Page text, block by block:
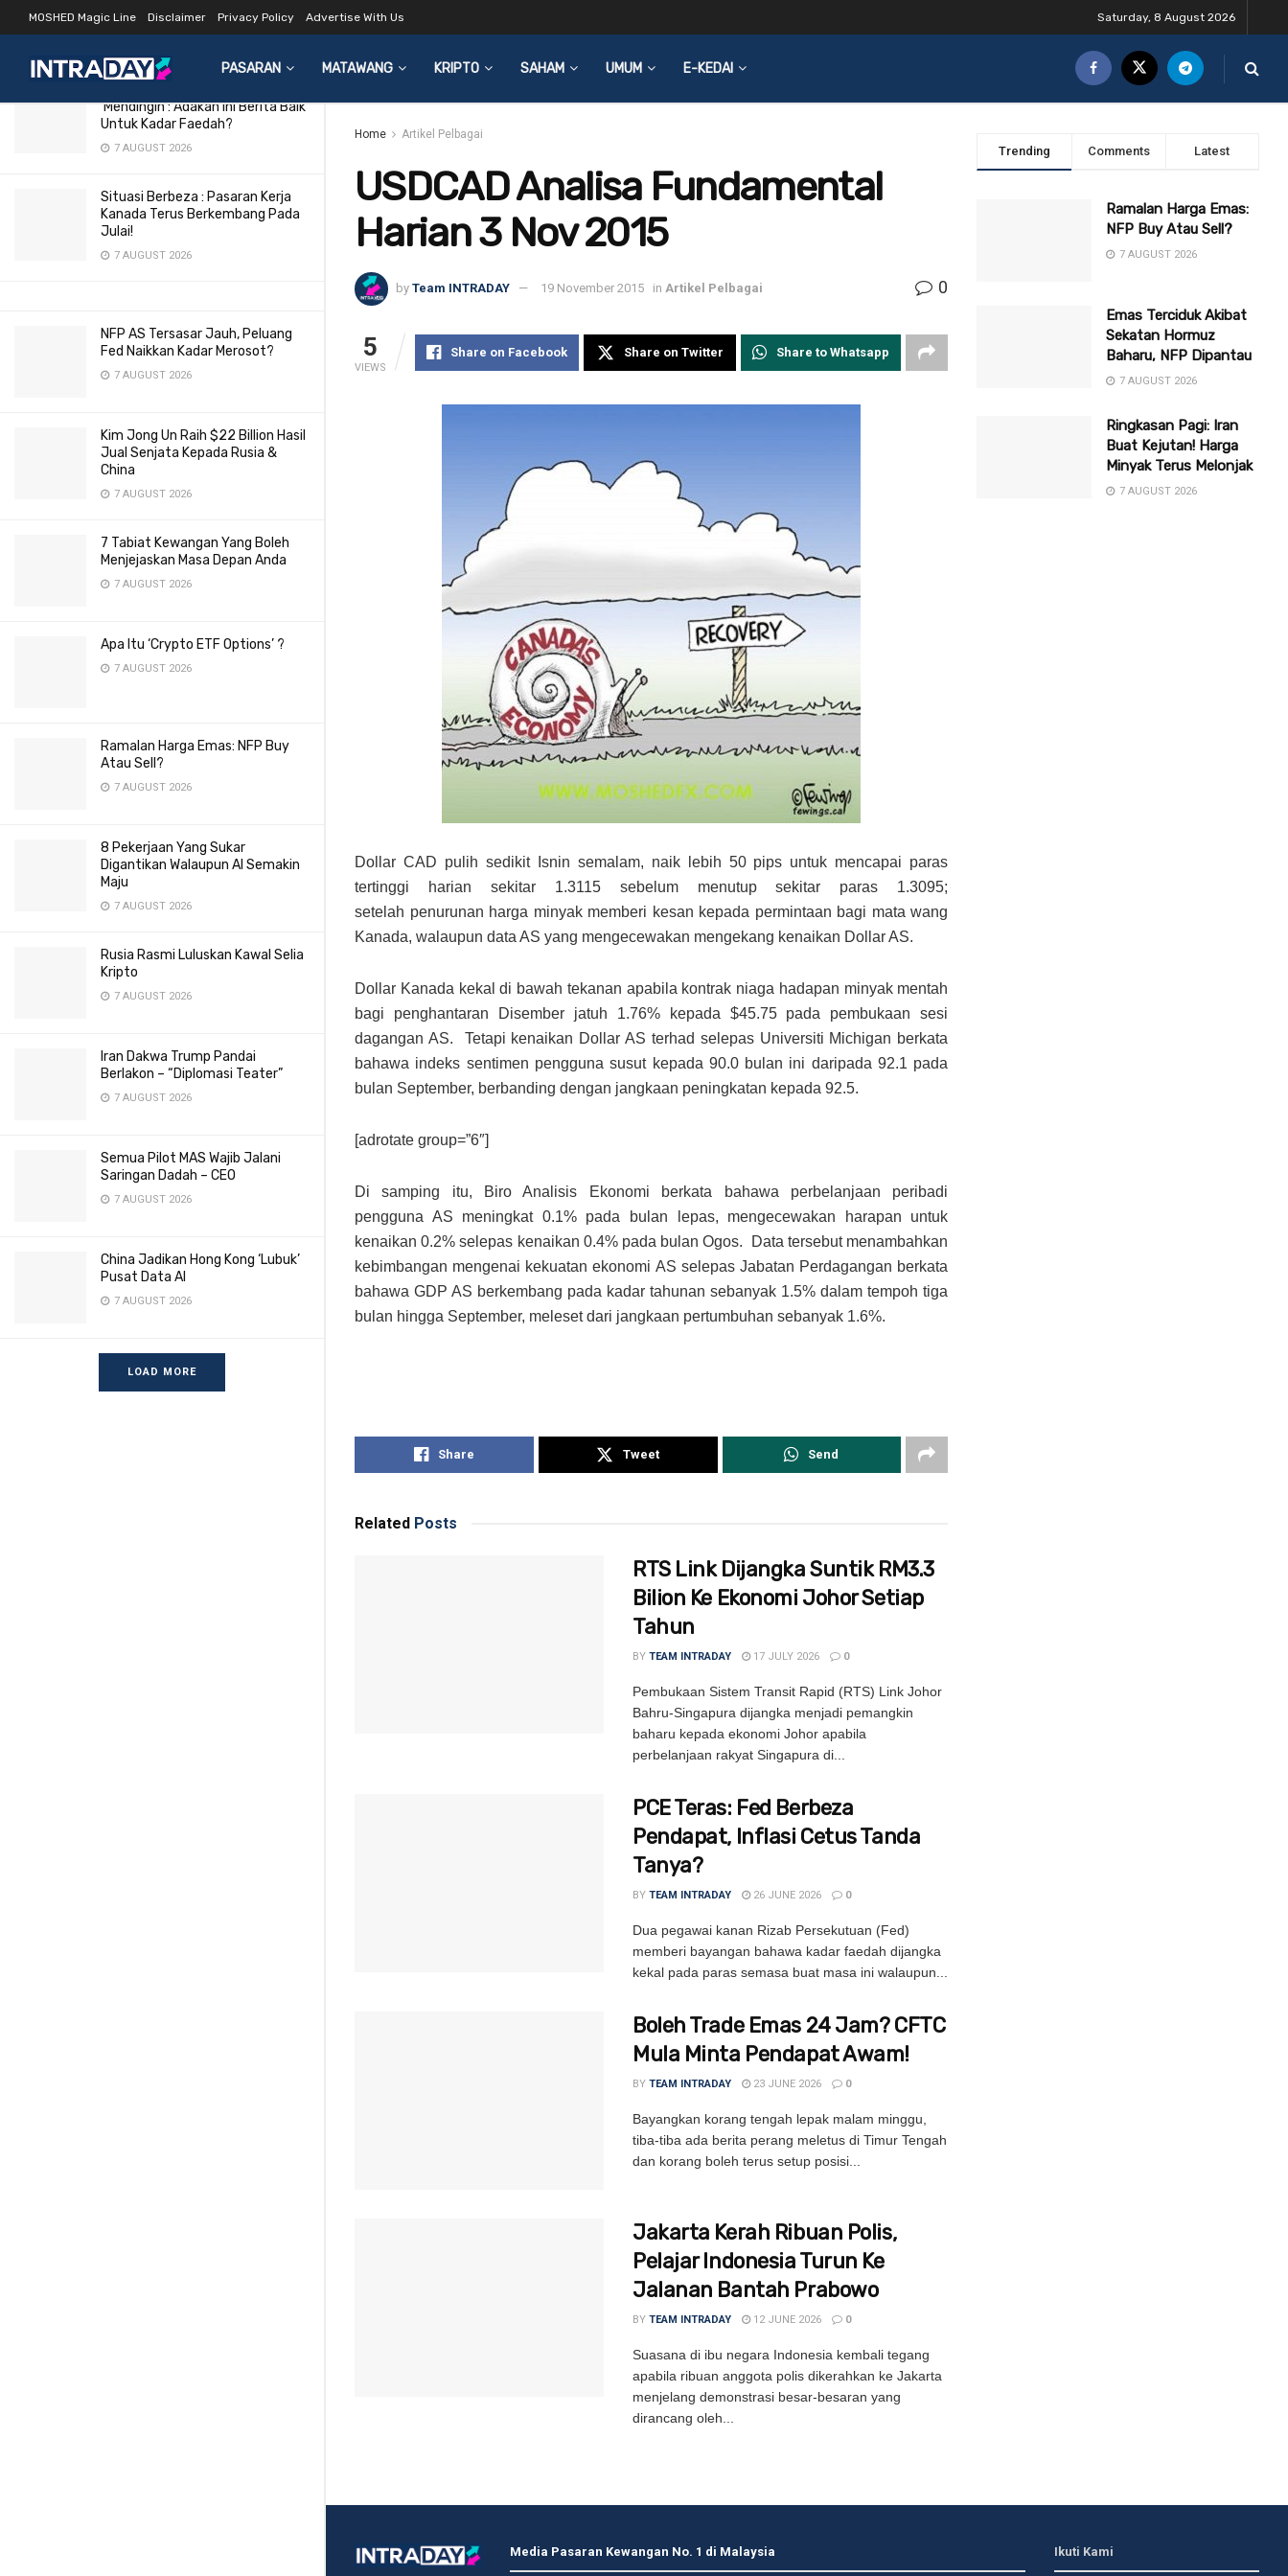
LATEST TRENDING Filter
‘Mendingin’: Adakah Ini Berita Baik
Untuk Kadar Faedah?
7 AUGUST 2026
Situasi Berbeza : Pasaran Kerja
Kanada Terus Berkembang Pada
Julai!
7 AUGUST 2026
NFP AS Tersasar Jauh, Peluang
Fed Naikkan Kadar Merosot?
7 AUGUST 2026
Kim Jong Un Raih $22 Billion Hasil
Jual Senjata Kepada Rusia &
China
7 AUGUST 2026
7 Tabiat Kewangan Yang Boleh
Menjejaskan Masa Depan Anda
7 AUGUST 2026
Apa Itu ‘Crypto ETF Options’ ?
7 AUGUST 2026
Ramalan Harga Emas: NFP Buy
Atau Sell?
7 AUGUST 2026
8 Pekerjaan Yang Sukar
Digantikan Walaupun AI Semakin
Maju
7 AUGUST 2026
Rusia Rasmi Luluskan Kawal Selia
Kripto
7 AUGUST 2026
Iran Dakwa Trump Pandai
Berlakon – “Diplomasi Teater”
7 AUGUST 2026
Semua Pilot MAS Wajib Jalani
Saringan Dadah – CEO
7 AUGUST 2026
China Jadikan Hong Kong ‘Lubuk’
Pusat Data AI
7 AUGUST 2026
LOAD MORE
MOSHED Magic Line Disclaimer Privacy Policy Advertise With Us Saturday, 8 August 2026
PASARAN MATAWANG KRIPTO SAHAM UMUM E-KEDAI
Home Artikel Pelbagai
USDCAD Analisa Fundamental
Harian 3 Nov 2015
by Team INTRADAY 19 November 2015 in Artikel Pelbagai 0
5
VIEWS
Share on Facebook Share on Twitter Share to Whatsapp
Dollar CAD pulih sedikit Isnin semalam, naik lebih 50 pips untuk mencapai paras
tertinggi harian sekitar 1.3115 sebelum menutup sekitar paras 1.3095;
setelah penurunan harga minyak memberi kesan kepada permintaan bagi mata wang
Kanada, walaupun data AS yang mengecewakan mengekang kenaikan Dollar AS.
Dollar Kanada kekal di bawah tekanan apabila kontrak niaga hadapan minyak mentah
bagi penghantaran Disember jatuh 1.76% kepada $45.75 pada pembukaan sesi
dagangan AS. Tetapi kenaikan Dollar AS terhad selepas Universiti Michigan berkata
bahawa indeks sentimen pengguna susut kepada 90.0 bulan ini daripada 92.1 pada
bulan September, berbanding dengan jangkaan peningkatan kepada 92.5.
[adrotate group=”6″]
Di samping itu, Biro Analisis Ekonomi berkata bahawa perbelanjaan peribadi
pengguna AS meningkat 0.1% pada bulan lepas, mengecewakan harapan untuk
kenaikan 0.2% selepas kenaikan 0.4% pada bulan Ogos. Data tersebut menambahkan
kebimbangan mengenai kekuatan ekonomi AS selepas Jabatan Perdagangan berkata
bahawa GDP AS berkembang pada kadar tahunan sebanyak 1.5% dalam tempoh tiga
bulan hingga September, meleset dari jangkaan pertumbuhan sebanyak 1.6%.
Share Tweet Send
Related Posts
RTS Link Dijangka Suntik RM3.3
Bilion Ke Ekonomi Johor Setiap
Tahun
BY TEAM INTRADAY 17 JULY 2026 0
Pembukaan Sistem Transit Rapid (RTS) Link Johor
Bahru-Singapura dijangka menjadi pemangkin
baharu kepada ekonomi Johor apabila
perbelanjaan rakyat Singapura di...
PCE Teras: Fed Berbeza
Pendapat, Inflasi Cetus Tanda
Tanya?
BY TEAM INTRADAY 26 JUNE 2026 0
Dua pegawai kanan Rizab Persekutuan (Fed)
memberi bayangan bahawa kadar faedah dijangka
kekal pada paras semasa buat masa ini walaupun...
Boleh Trade Emas 24 Jam? CFTC
Mula Minta Pendapat Awam!
BY TEAM INTRADAY 23 JUNE 2026 0
Bayangkan korang tengah lepak malam minggu,
tiba-tiba ada berita perang meletus di Timur Tengah
dan korang boleh terus setup posisi...
Jakarta Kerah Ribuan Polis,
Pelajar Indonesia Turun Ke
Jalanan Bantah Prabowo
BY TEAM INTRADAY 12 JUNE 2026 0
Suasana di ibu negara Indonesia kembali tegang
apabila ribuan anggota polis dikerahkan ke Jakarta
menjelang demonstrasi besar-besaran yang
dirancang oleh...
Trending Comments Latest
Ramalan Harga Emas:
NFP Buy Atau Sell?
7 AUGUST 2026
Emas Terciduk Akibat
Sekatan Hormuz
Baharu, NFP Dipantau
7 AUGUST 2026
Ringkasan Pagi: Iran
Buat Kejutan! Harga
Minyak Terus Melonjak
7 AUGUST 2026
Media Pasaran Kewangan No. 1 di Malaysia Ikuti Kami